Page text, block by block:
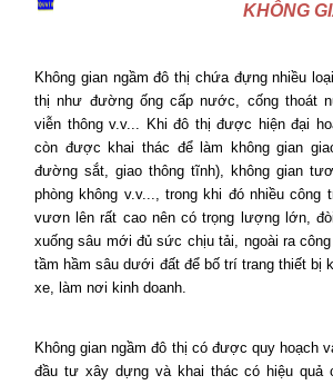
KHÔNG
Không gian ngầm đô thị chứa đựng nhiều
thị như đường ống cấp nước, cống thoát
viễn thông v.v... Khi đô thị được hiện đại
còn được khai thác để làm không gian
đường sắt, giao thông tĩnh), không gian
phòng không v.v..., trong khi đó nhiều công
vươn lên rất cao nên có trọng lượng lớn,
xuống sâu mới đủ sức chịu tải, ngoài ra
tầm hầm sâu dưới đất để bố trí trang thiết bị
xe, làm nơi kinh doanh.
Không gian ngầm đô thị có được quy hoạch
đầu tư xây dựng và khai thác có hiệu quả